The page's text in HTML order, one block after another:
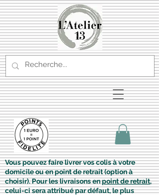
Vous pouvez faire livrer vos colis à votre
domicile ou en point de retrait (option à
choisir). Pour les livraisons enpoint de retrait,
celui-ci sera attribué par défaut, le plus